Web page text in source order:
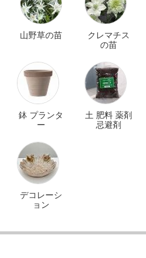
山野草の苗
クレマチス
の苗
鉢 プランタ
ー
土 肥料 薬剤
忌避剤
デコレーシ
ョン